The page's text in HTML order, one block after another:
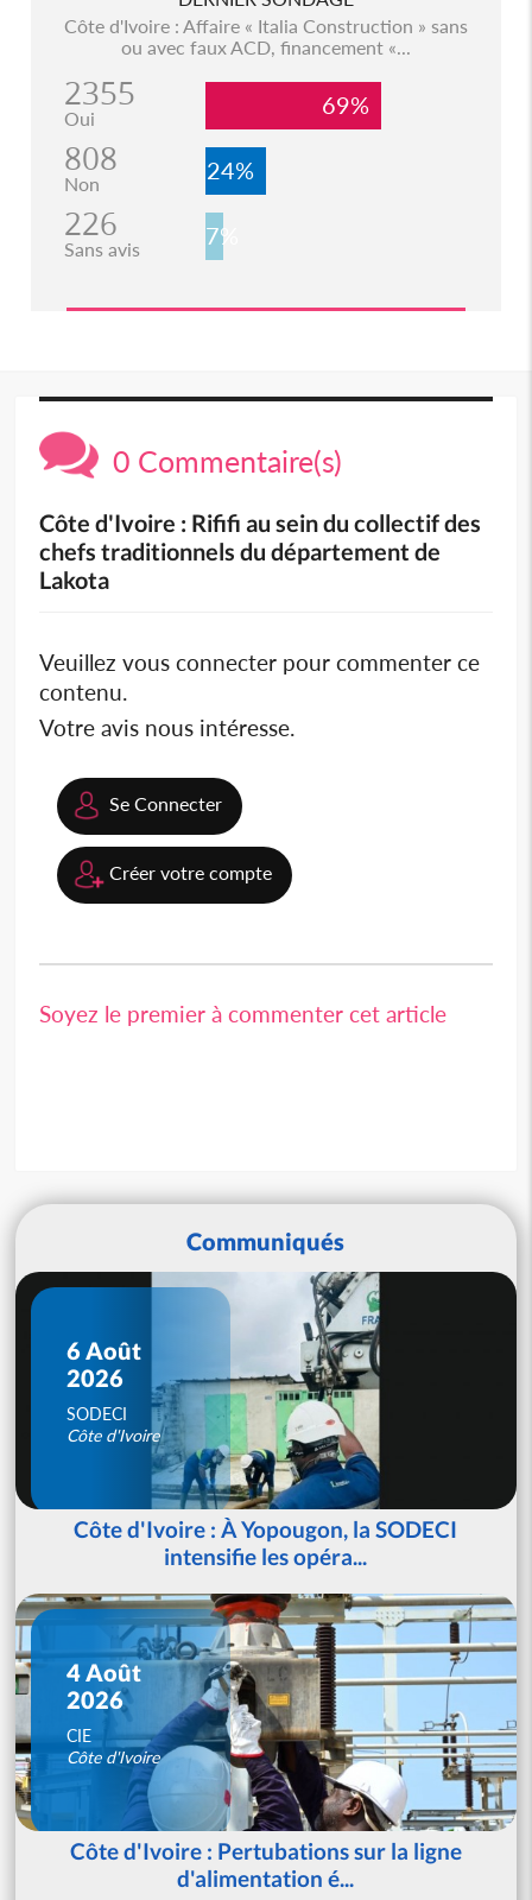
Côte d'Ivoire : Affaire « Italia Construction » sans
ou avec faux ACD, financement «...
2355
Oui 69%
808
Non 24%
226
Sans avis 7%
0 Commentaire(s)
Côte d'Ivoire : Rififi au sein du collectif des
chefs traditionnels du département de
Lakota
Veuillez vous connecter pour commenter ce
contenu.
Votre avis nous intéresse.
Se Connecter
Créer votre compte
Soyez le premier à commenter cet article
Communiqués
6 Août
2026
SODECI
Côte d'Ivoire
Côte d'Ivoire : À Yopougon, la SODECI
intensifie les opéra...
4 Août
2026
CIE
Côte d'Ivoire
Côte d'Ivoire : Pertubations sur la ligne
d'alimentation é...